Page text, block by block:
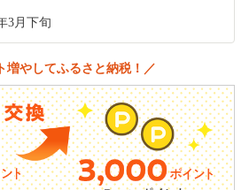
3月下旬
増やしてふるさと納税！／